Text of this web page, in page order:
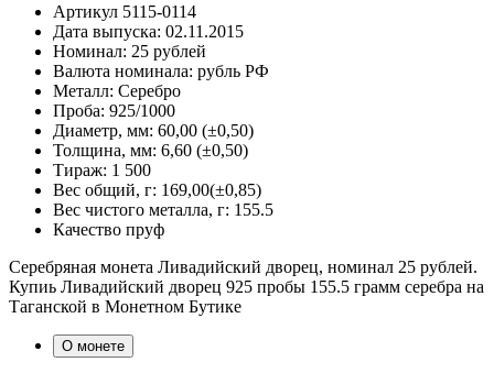
Артикул 5115-0114
Дата выпуска: 02.11.2015
Номинал: 25 рублей
Валюта номинала: рубль РФ
Металл: Серебро
Проба: 925/1000
Диаметр, мм: 60,00 (±0,50)
Толщина, мм: 6,60 (±0,50)
Тираж: 1 500
Вес общий, г: 169,00(±0,85)
Вес чистого металла, г: 155.5
Качество пруф
Серебряная монета Ливадийский дворец, номинал 25 рублей.
Купиь Ливадийский дворец 925 пробы 155.5 грамм серебра на
Таганской в Монетном Бутике
О монете